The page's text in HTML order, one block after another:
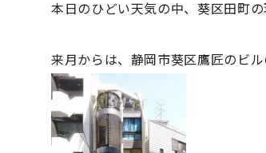
本日のひどい天気の中、葵区田町
来月からは、静岡市葵区鷹匠のビ